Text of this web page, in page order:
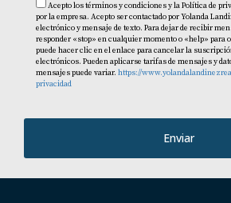
El proceso puede variar;
90 días dependiendo de varios
cada decisión cuenta cuando se trata
¡Contáctame hoy mismo!
Acepto los términos y condiciones y la Política de
por la empresa. Acepto ser contactado por Yolanda
electrónico y mensaje de texto. Para dejar de recibir
responder «stop» en cualquier momento o «help» para
puede hacer clic en el enlace para cancelar la
electrónicos. Pueden aplicarse tarifas de mensajes y
mensajes puede variar. https://
privacidad
Enviar